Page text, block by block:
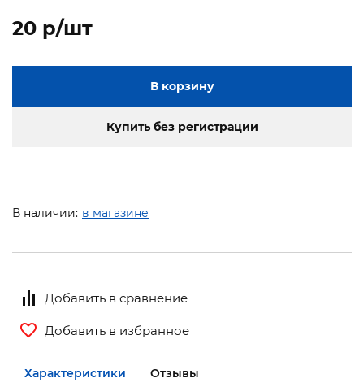
20 p/шт
В корзину
Купить без регистрации
В наличии: в магазине
Добавить в сравнение
Добавить в избранное
Характеристики Отзывы